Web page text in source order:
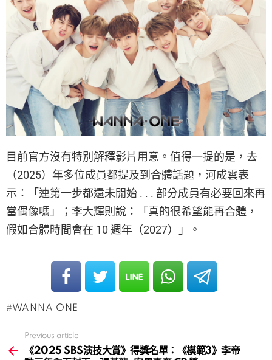
目前官方沒有特別解釋影片用意。值得一提的是，去
（2025）年多位成員都提及到合體話題，河成雲表
示：「連第一步都還未開始 . . . 部分成員有必要回來再
當偶像嗎」；李大輝則說：「真的很希望能再合體，
假如合體時間會在 10 週年（2027）」。
WANNA ONE
more
Previous article
《2025 SBS演技大賞》得獎名單：《模範3》李帝